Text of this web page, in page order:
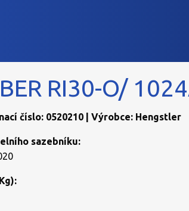
RI30-O/
číslo: 0520210 | Výrobce: Hengstler
sazebníku: